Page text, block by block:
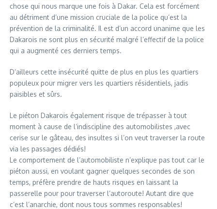
chose qui nous marque une fois à Dakar. Cela est forcément
au détriment d’une mission cruciale de la police qu’est la
prévention de la criminalité. Il est d’un accord unanime que les
Dakarois ne sont plus en sécurité malgré l’effectif de la police
qui a augmenté ces derniers temps.
D’ailleurs cette insécurité quitte de plus en plus les quartiers
populeux pour migrer vers les quartiers résidentiels, jadis
paisibles et sûrs.
Le piéton Dakarois également risque de trépasser à tout
moment à cause de l’indiscipline des automobilistes ,avec
cerise sur le gâteau, des insultes si l’on veut traverser la route
via les passages dédiés!
Le comportement de l’automobiliste n’explique pas tout car le
piéton aussi, en voulant gagner quelques secondes de son
temps, préfère prendre de hauts risques en laissant la
passerelle pour pour traverser l’autoroute! Autant dire que
c’est l’anarchie, dont nous tous sommes responsables!